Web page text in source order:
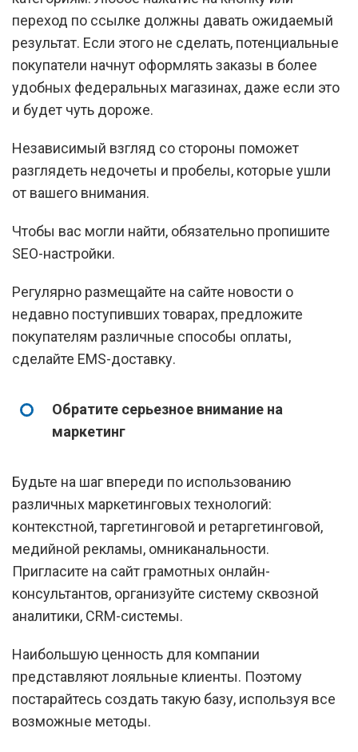
переход по ссылке должны давать ожидаемый
результат. Если этого не сделать, потенциальные
покупатели начнут оформлять заказы в более
удобных федеральных магазинах, даже если это
и будет чуть дороже.
Независимый взгляд со стороны поможет
разглядеть недочеты и пробелы, которые ушли
от вашего внимания.
Чтобы вас могли найти, обязательно пропишите
SEO-настройки.
Регулярно размещайте на сайте новости о
недавно поступивших товарах, предложите
покупателям различные способы оплаты,
сделайте EMS-доставку.
Обратите серьезное внимание на
маркетинг
Будьте на шаг впереди по использованию
различных маркетинговых технологий:
контекстной, таргетинговой и ретаргетинговой,
медийной рекламы, омниканальности.
Пригласите на сайт грамотных онлайн-
консультантов, организуйте систему сквозной
аналитики, CRM-системы.
Наибольшую ценность для компании
представляют лояльные клиенты. Поэтому
постарайтесь создать такую базу, используя все
возможные методы.